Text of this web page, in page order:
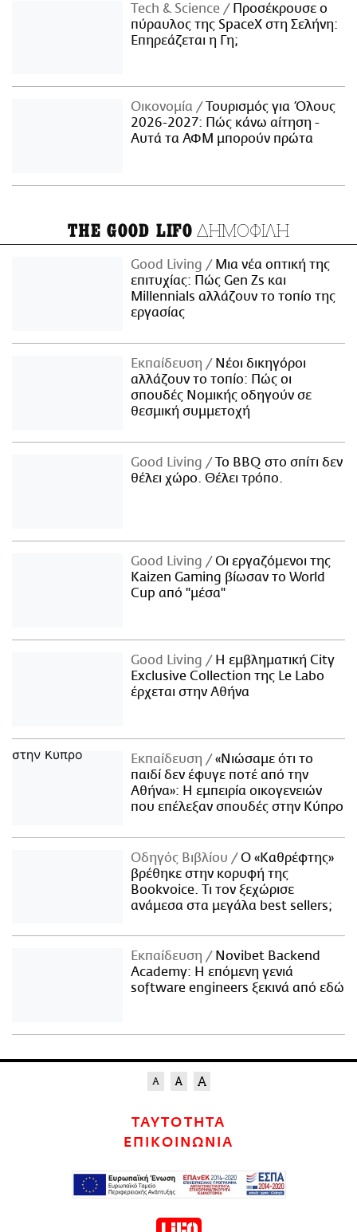
Τech & Science
Προσέκρουσε ο
πύραυλος της SpaceX στη Σελήνη:
Επηρεάζεται η Γη;
Οικονομία
Τουρισμός για Όλους
2026-2027: Πώς κάνω αίτηση -
Αυτά τα ΑΦΜ μπορούν πρώτα
THE GOOD LIFO ΔΗΜΟΦΙΛΗ
Good Living
Μια νέα οπτική της
επιτυχίας: Πώς Gen Zs και
Millennials αλλάζουν το τοπίο της
εργασίας
Εκπαίδευση
Νέοι δικηγόροι
αλλάζουν το τοπίο: Πώς οι
σπουδές Νομικής οδηγούν σε
θεσμική συμμετοχή
Good Living
Το BBQ στο σπίτι δεν
θέλει χώρο. Θέλει τρόπο.
Good Living
Οι εργαζόμενοι της
Kaizen Gaming βίωσαν το World
Cup από "μέσα"
Good Living
Η εμβληματική City
Exclusive Collection της Le Labo
έρχεται στην Αθήνα
Εκπαίδευση
«Νιώσαμε ότι το
παιδί δεν έφυγε ποτέ από την
Αθήνα»: Η εμπειρία οικογενειών
που επέλεξαν σπουδές στην Κύπρο
Οδηγός Βιβλίου
Ο «Καθρέφτης»
βρέθηκε στην κορυφή της
Bookvoice. Τι τον ξεχώρισε
ανάμεσα στα μεγάλα best sellers;
Εκπαίδευση
Novibet Backend
Academy: Η επόμενη γενιά
software engineers ξεκινά από εδώ
ΤΑΥΤΟΤΗΤΑ
ΕΠΙΚΟΙΝΩΝΙΑ